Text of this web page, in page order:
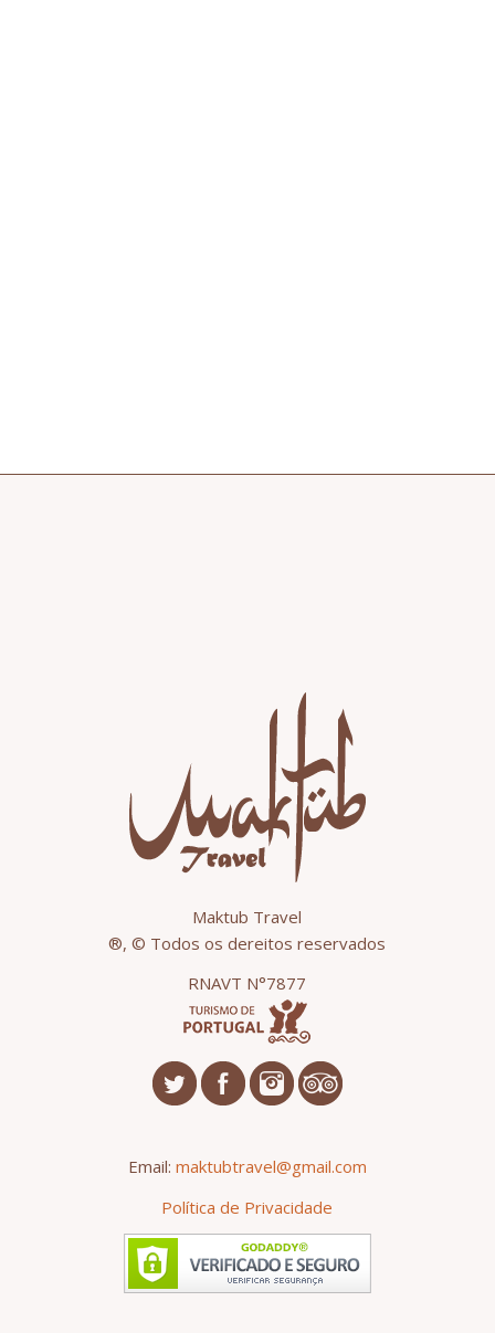
Maktub Travel
®, © Todos os dereitos reservados
RNAVT N°7877
Email: maktubtravel@gmail.com
Política de Privacidade